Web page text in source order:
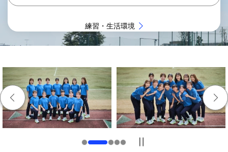
練習・生活環境
次のスライドへ